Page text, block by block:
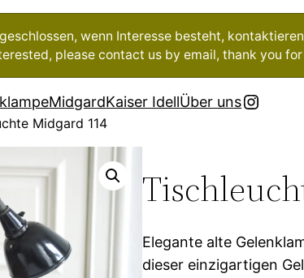
wenn Interesse besteht,
please contact us by email, thank you
MidgardKaiser IdellÜber unsInstagram
Midgard 114
Elegante alte
dieser einzigartigen